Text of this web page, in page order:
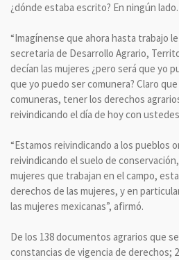
¿dónde estaba escrito? En ningún lado.
“Imagínense que ahora hasta trabajo
secretaria de Desarrollo Agrario,
decían las mujeres ¿pero será que yo
que yo puedo ser comunera? Claro
comuneras, tener los derechos
reivindicando el día de hoy con
“Estamos reivindicando a los pueblos
reivindicando el suelo de
mujeres que trabajan en el campo,
derechos de las mujeres, y en
las mujeres mexicanas”, afirmó.
De los 138 documentos agrarios que
constancias de vigencia de derechos;